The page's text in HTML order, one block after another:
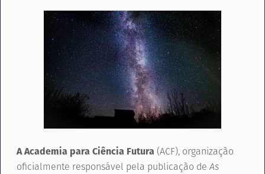
A Academia para Ciência Futura(ACF), organização
oficialmente responsável pela publicação de As